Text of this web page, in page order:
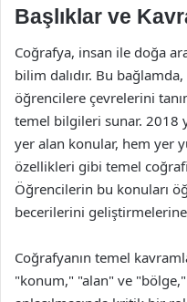
Başlıklar ve
Coğrafya, insan ile doğa
bilim dalıdır. Bu bağlamda,
öğrencilere çevrelerini
temel bilgileri sunar. 2018
yer alan konular, hem yer
özellikleri gibi temel
Öğrencilerin bu konuları
becerilerini geliştirmelerine
Coğrafyanın temel
"konum," "alan" ve